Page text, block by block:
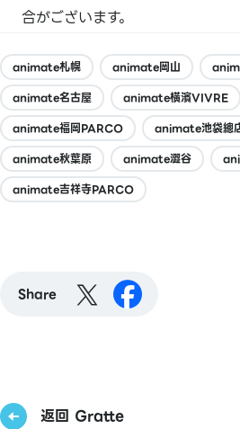
合がございます。
animate札幌 animate岡山
animate名古屋
animate橫濱VIVRE
animate福岡PARCO
animate池袋總
animate秋葉原
animate澀谷
animate吉祥寺PARCO
Share
返回 Gratte